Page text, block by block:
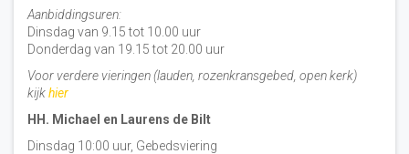
Aanbiddingsuren:
Dinsdag van 9.15 tot 10.00 uur
Donderdag van 19.15 tot 20.00 uur
Voor verdere vieringen (lauden, rozenkransgebed, open kerk)
kijkhier
HH. Michael en Laurens de Bilt
Dinsdag 10:00 uur, Gebedsviering